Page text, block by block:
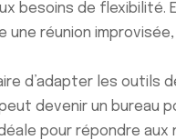
besoins de flexibilité.
réunion
d’adapter les outils
devenir un bureau
pour répondre